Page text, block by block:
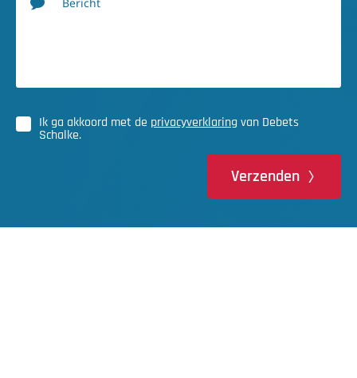
Ik ga akkoord met de privacyverklaring van Debets
Schalke.
Verzenden